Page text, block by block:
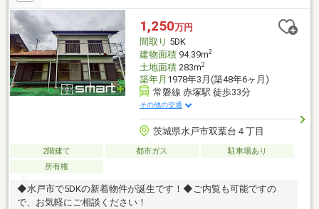
1,250万円
間取り 5DK
建物面積94.39m2
土地面積283m2
築年月 1978年3月(築48年6ヶ月)
常磐線 赤塚駅 徒歩33分
その他の交通
茨城県水戸市双葉台４丁目
2階建て 都市ガス
駐車場あり
所有権
◆水戸市で5DKの新着物件が誕生です！◆ご内覧も可能ですの
で、お気軽にご相談ください！